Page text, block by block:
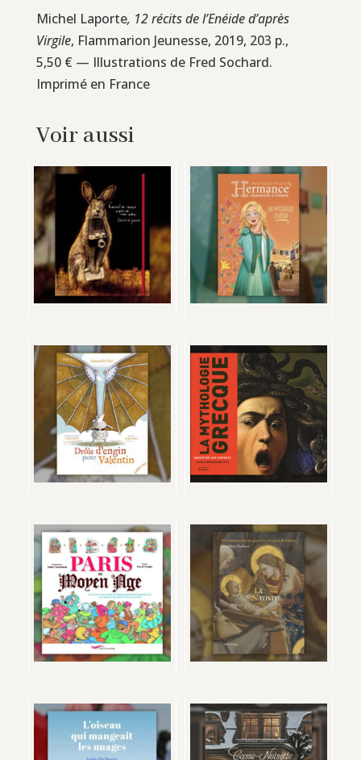
Michel Laporte, 12 récits de l’Enéide d’après
Virgile, Flammarion Jeunesse, 2019, 203 p.,
5,50 € — Illustrations de Fred Sochard.
Imprimé en France
Voir aussi